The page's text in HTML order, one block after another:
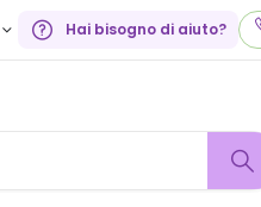
Hai bisogno di aiuto?